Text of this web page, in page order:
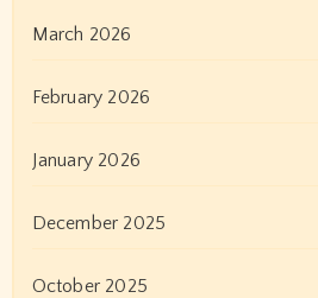
March 2026
February 2026
January 2026
December 2025
October 2025